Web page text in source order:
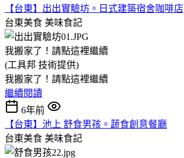
【台東】出出實驗坊。日式建築宿舍咖啡店
台東美食 美味食記
我搬家了！請點這裡繼續
(工具邦 技術提供)
我搬家了！請點這裡繼續
繼續閱讀
6年前
【台東】池上 舒食男孩。蔬食創意餐廳
台東美食 美味食記